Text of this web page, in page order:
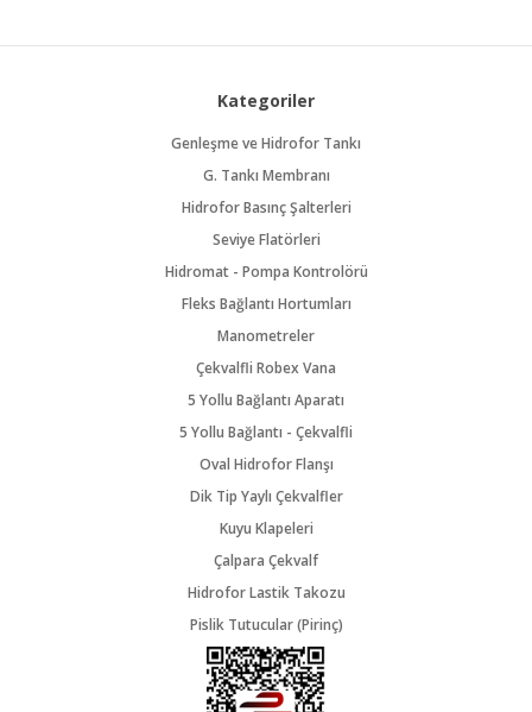
Kategoriler
Genleşme ve Hidrofor Tankı
G. Tankı Membranı
Hidrofor Basınç Şalterleri
Seviye Flatörleri
Hidromat - Pompa Kontrolörü
Fleks Bağlantı Hortumları
Manometreler
Çekvalfli Robex Vana
5 Yollu Bağlantı Aparatı
5 Yollu Bağlantı - Çekvalfli
Oval Hidrofor Flanşı
Dik Tip Yaylı Çekvalfler
Kuyu Klapeleri
Çalpara Çekvalf
Hidrofor Lastik Takozu
Pislik Tutucular (Pirinç)